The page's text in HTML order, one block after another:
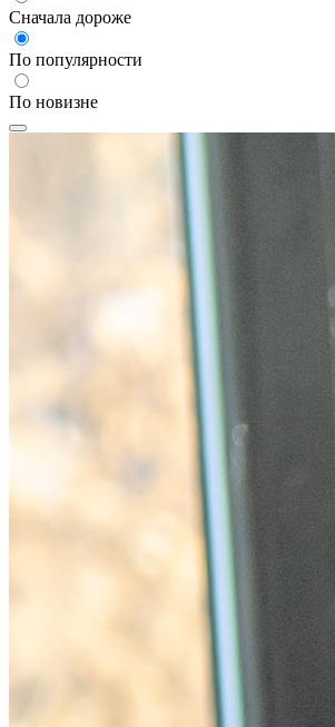
Сначала дороже
По популярности
По новизне